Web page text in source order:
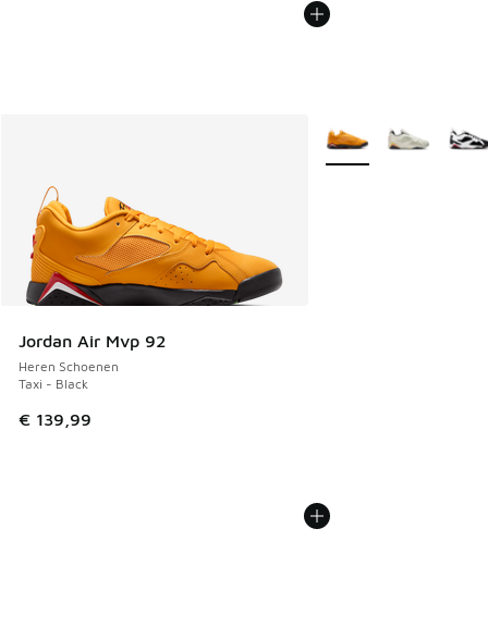
Jordan Air Mvp 92
Heren Schoenen
Taxi - Black
€ 139,99
Meer kleuren